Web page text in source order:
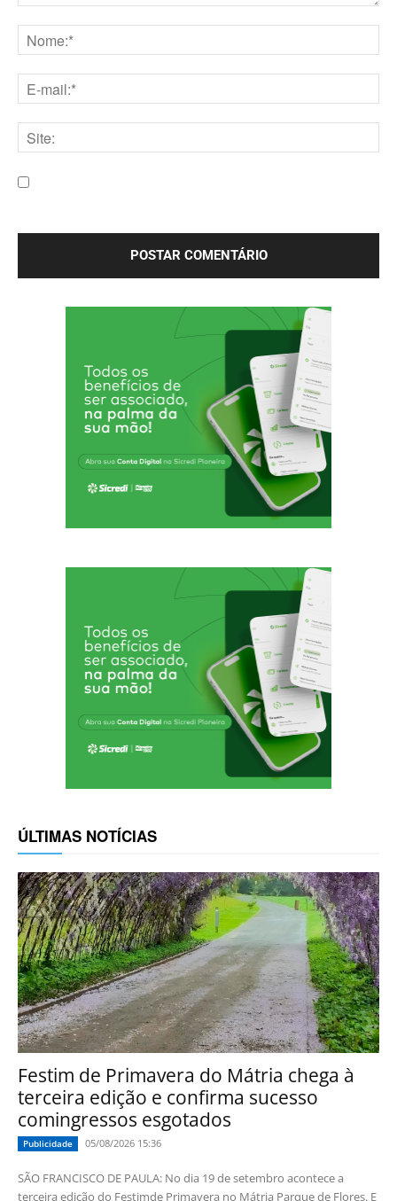
mail:*
ÚLTIMAS NOTÍCIAS
Festim de Primavera do Mátria chega à
terceira edição e confirma sucesso
comingressos esgotados
Publicidade 05/08/2026 15:36
SÃO FRANCISCO DE PAULA: No dia 19 de setembro acontece a
terceira edição do Festimde Primavera no Mátria Parque de Flores. E